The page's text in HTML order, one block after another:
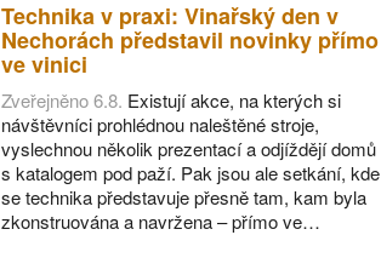
Technika v praxi: Vinařský den v
Nechorách představil novinky přímo
ve vinici
Zveřejněno 6.8. Existují akce, na kterých si
návštěvníci prohlédnou naleštěné stroje,
vyslechnou několik prezentací a odjíždějí domů
s katalogem pod paží. Pak jsou ale setkání, kde
se technika představuje přesně tam, kam byla
zkonstruována a navržena – přímo ve…